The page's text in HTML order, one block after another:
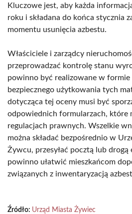
Kluczowe jest, aby każda
roku i składana do końca stycznia
momentu usunięcia azbestu.
Właściciele i zarządcy
przeprowadzać kontrolę stanu
powinno być realizowane w formie
bezpiecznego użytkowania tych
dotycząca tej oceny musi być
odpowiednich formularzach, które
regulacjach prawnych. Wszelkie
można składać bezpośrednio w
Żywcu, przesyłać pocztą lub drogą
powinno ułatwić mieszkańcom
związanych z inwentaryzacją
Źródło: Urząd Miasta Żywiec